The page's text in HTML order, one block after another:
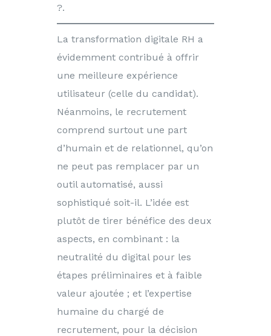
?.
La transformation digitale RH a
évidemment contribué à offrir
une meilleure expérience
utilisateur (celle du candidat).
Néanmoins, le recrutement
comprend surtout une part
d’humain et de relationnel, qu’on
ne peut pas remplacer par un
outil automatisé, aussi
sophistiqué soit-il. L’idée est
plutôt de tirer bénéfice des deux
aspects, en combinant : la
neutralité du digital pour les
étapes préliminaires et à faible
valeur ajoutée ; et l’expertise
humaine du chargé de
recrutement, pour la décision